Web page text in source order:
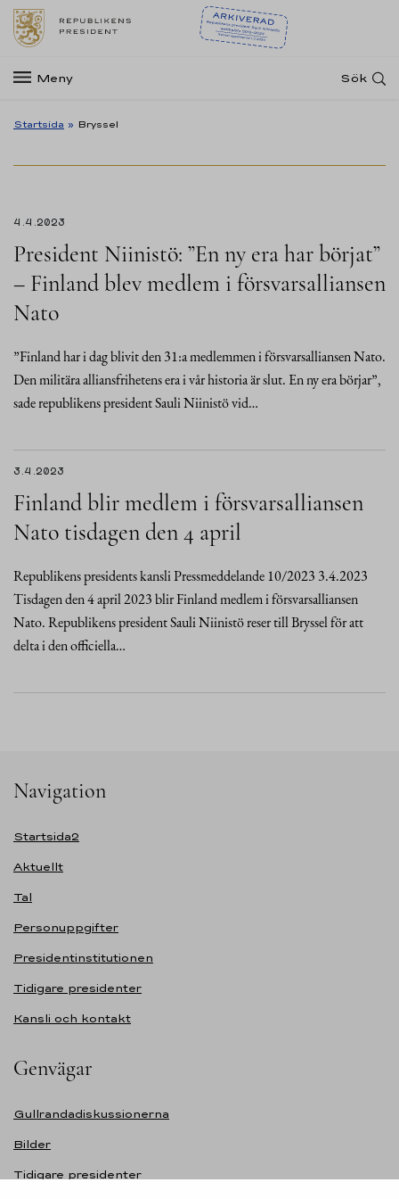
Meny Sök
Startsida » Bryssel
4.4.2023
President Niinistö: ”En ny era har börjat”
– Finland blev medlem i försvarsalliansen
Nato
”Finland har i dag blivit den 31:a medlemmen i försvarsalliansen Nato.
Den militära alliansfrihetens era i vår historia är slut. En ny era börjar”,
sade republikens president Sauli Niinistö vid…
3.4.2023
Finland blir medlem i försvarsalliansen
Nato tisdagen den 4 april
Republikens presidents kansli Pressmeddelande 10/2023 3.4.2023
Tisdagen den 4 april 2023 blir Finland medlem i försvarsalliansen
Nato. Republikens president Sauli Niinistö reser till Bryssel för att
delta i den officiella…
Navigation
Startsida2
Aktuellt
Tal
Personuppgifter
Presidentinstitutionen
Tidigare presidenter
Kansli och kontakt
Genvägar
Gullrandadiskussionerna
Bilder
Tidigare presidenter